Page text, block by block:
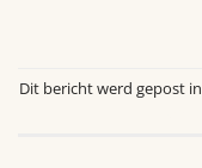
Dit bericht werd gepost in